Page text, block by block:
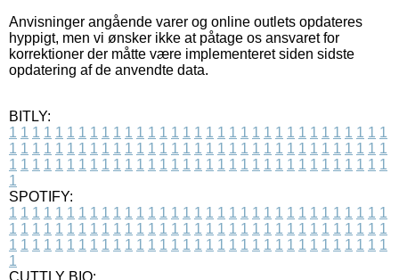
Anvisninger angående varer og online outlets opdateres
hyppigt, men vi ønsker ikke at påtage os ansvaret for
korrektioner der måtte være implementeret siden sidste
opdatering af de anvendte data.
BITLY:
1 1 1 1 1 1 1 1 1 1 1 1 1 1 1 1 1 1 1 1 1 1 1 1 1 1 1 1 1 1 1 1 1
1 1 1 1 1 1 1 1 1 1 1 1 1 1 1 1 1 1 1 1 1 1 1 1 1 1 1 1 1 1 1 1 1
1 1 1 1 1 1 1 1 1 1 1 1 1 1 1 1 1 1 1 1 1 1 1 1 1 1 1 1 1 1 1 1 1
1
SPOTIFY:
1 1 1 1 1 1 1 1 1 1 1 1 1 1 1 1 1 1 1 1 1 1 1 1 1 1 1 1 1 1 1 1 1
1 1 1 1 1 1 1 1 1 1 1 1 1 1 1 1 1 1 1 1 1 1 1 1 1 1 1 1 1 1 1 1 1
1 1 1 1 1 1 1 1 1 1 1 1 1 1 1 1 1 1 1 1 1 1 1 1 1 1 1 1 1 1 1 1 1
1
CUTTLY BIO: